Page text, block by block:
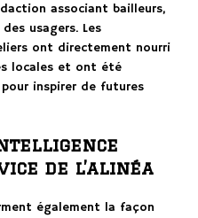
associant bailleurs,
usagers. Les
ont directement nourri
locales et ont été
inspirer de futures
de l’alinéa
également la façon